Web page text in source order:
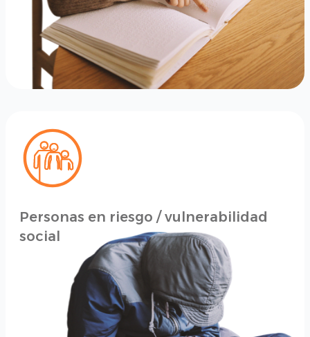
Personas en riesgo / vulnerabilidad
social